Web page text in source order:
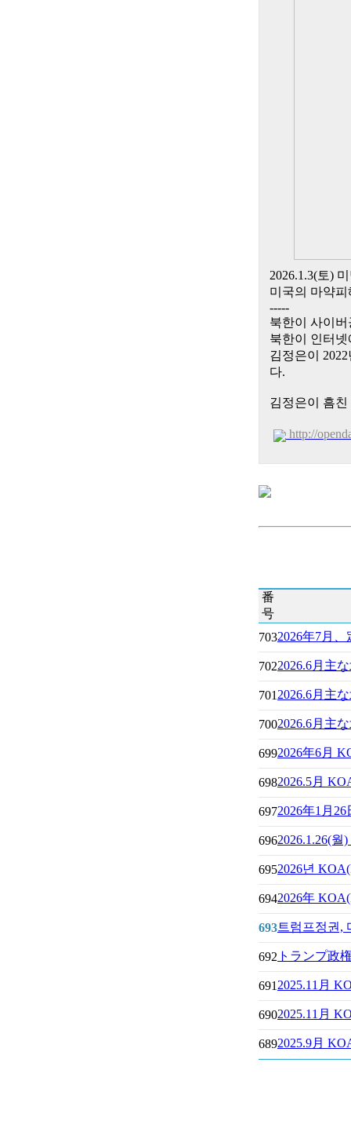
2026.1.3(토)
미국의 마약
-----
북한이 사이
북한이 인터
김정은이
다.
김정은이 흠
http://
番
号
7032026年7月
7022026.6月主
701 2026.6月主
7002026.6月主
6992026年6月
6982026.5月
6972026年1月
6962026.1.26(
6952026년
6942026年
693트럼프정권,
692 トランプ政
691 2025.11月
6902025.11月
6892025.9月